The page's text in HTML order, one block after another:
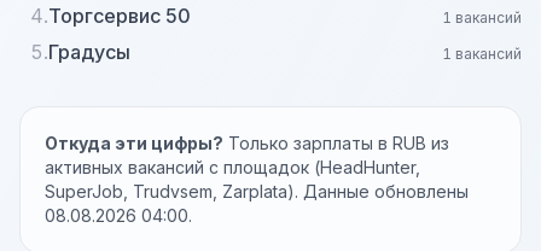
4.Торгсервис 50 1 вакансий
5.Градусы 1 вакансий
Откуда эти цифры? Только зарплаты в RUB из
активных вакансий с площадок (HeadHunter,
SuperJob, Trudvsem, Zarplata). Данные обновлены
08.08.2026 04:00.